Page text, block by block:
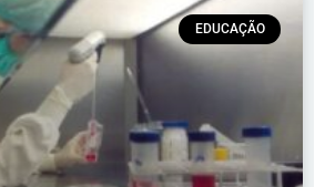
EDUCAÇÃO